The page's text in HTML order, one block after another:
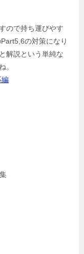
ので持ち運びやす
の対策になり
解説という単純な
。
編